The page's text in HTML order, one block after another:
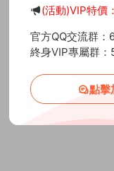
(活動)VIP特價
官方QQ交流群
終身VIP專屬群：
點擊